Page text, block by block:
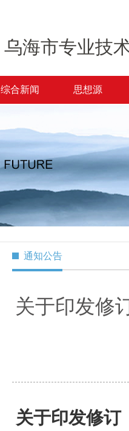
乌海市专业技
综合新闻 思想源
通知公告
关于印发修
关于印发修